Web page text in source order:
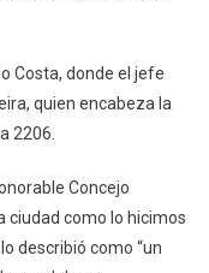
Costa, donde el jefe
quien encabeza la
2206.
Concejo
ciudad como lo hicimos
describió como “un